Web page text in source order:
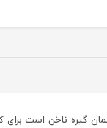
گیره ناخن است